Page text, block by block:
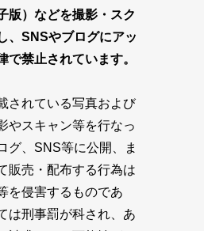
版）などを撮影・スク
、SNSやブログにアッ
で禁止されています。
されている写真および
やスキャン等を行なっ
グ、SNS等に公開、ま
販売・配布する行為は
を侵害するものであ
は刑事罰が科され、あ